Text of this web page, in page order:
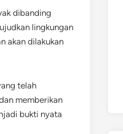
dibanding
lingkungan
akan dilakukan
telah
memberikan
bukti nyata